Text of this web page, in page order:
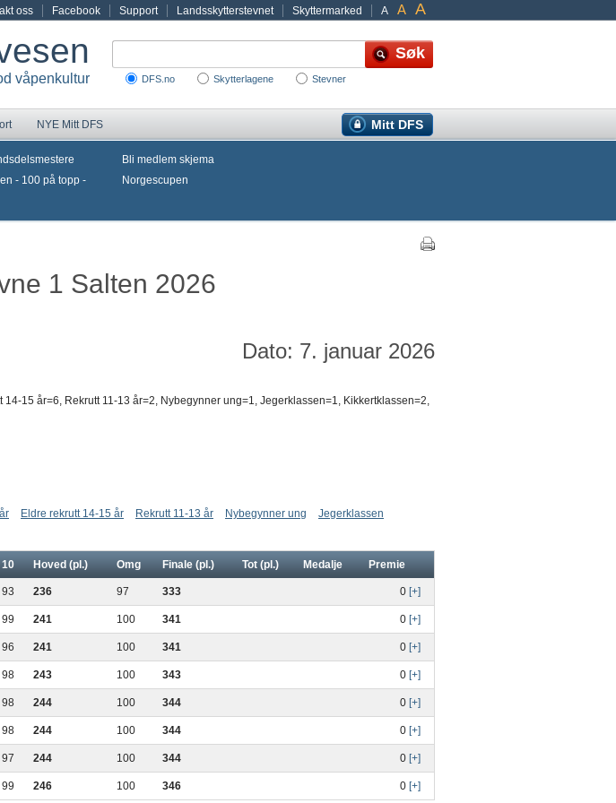
A A A
oss Facebook Support Landsskytterstevnet Skyttermarked
våpenkultur DFS.no Skytterlagene Stevner
Mitt DFS
NYE Mitt DFS
- 100 på topp -
Bli medlem skjema
Norgescupen
1 Salten 2026
Dato: 7. januar 2026
15 år=6, Rekrutt 11-13 år=2, Nybegynner ung=1, Jegerklassen=1, Kikkertklassen=2,
Eldre rekrutt 14-15 år Rekrutt 11-13 år Nybegynner ung
Jegerklassen
10 Hoved (pl.) Omg Finale (pl.) Tot (pl.) Medalje Premie
93 236 97 333 0 [+]
99 241 100 341 0 [+]
96 241 100 341 0 [+]
98 243 100 343 0 [+]
98 244 100 344 0 [+]
98 244 100 344 0 [+]
97 244 100 344 0 [+]
99 246 100 346 0 [+]